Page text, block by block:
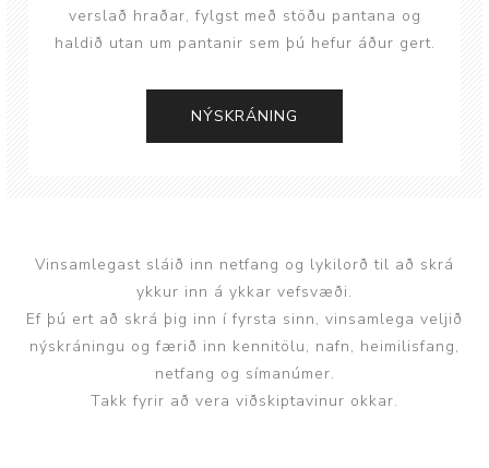
verslað hraðar, fylgst með stöðu pantana og
haldið utan um pantanir sem þú hefur áður gert.
Vinsamlegast sláið inn netfang og lykilorð til að skrá
ykkur inn á ykkar vefsvæði.
Ef þú ert að skrá þig inn í fyrsta sinn, vinsamlega veljið
nýskráningu og færið inn kennitölu, nafn, heimilisfang,
netfang og símanúmer.
Takk fyrir að vera viðskiptavinur okkar.